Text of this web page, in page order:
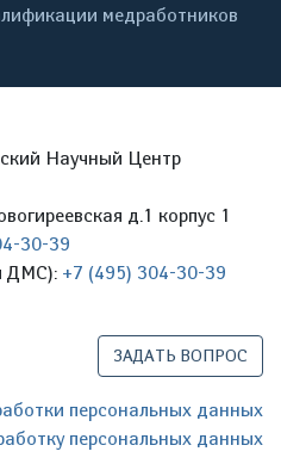
медработников
Научный Центр
д.1 корпус 1
30-39
ДМС): +7 (495) 304-30-39
ЗАДАТЬ ВОПРОС
персональных данных
персональных данных